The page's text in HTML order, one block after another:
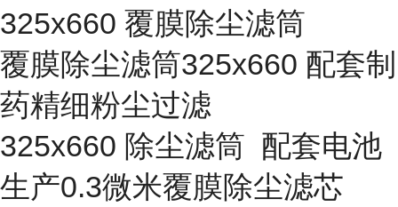
325x660 覆膜除尘滤筒
覆膜除尘滤筒325x660 配套制
药精细粉尘过滤
325x660 除尘滤筒 配套电池
生产0.3微米覆膜除尘滤芯